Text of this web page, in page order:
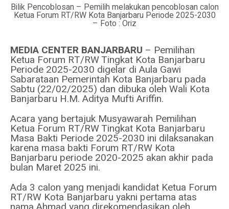
Bilik Pencoblosan – Pemilih melakukan pencoblosan calon
Ketua Forum RT/RW Kota Banjarbaru Periode 2025-2030
– Foto : Oriz
MEDIA CENTER BANJARBARU – Pemilihan
Ketua Forum RT/RW Tingkat Kota Banjarbaru
Periode 2025-2030 digelar di Aula Gawi
Sabarataan Pemerintah Kota Banjarbaru pada
Sabtu (22/02/2025) dan dibuka oleh Wali Kota
Banjarbaru H.M. Aditya Mufti Ariffin.
Acara yang bertajuk Musyawarah Pemilihan
Ketua Forum RT/RW Tingkat Kota Banjarbaru
Masa Bakti Periode 2025-2030 ini dilaksanakan
karena masa bakti Forum RT/RW Kota
Banjarbaru periode 2020-2025 akan akhir pada
bulan Maret 2025 ini.
Ada 3 calon yang menjadi kandidat Ketua Forum
RT/RW Kota Banjarbaru yakni pertama atas